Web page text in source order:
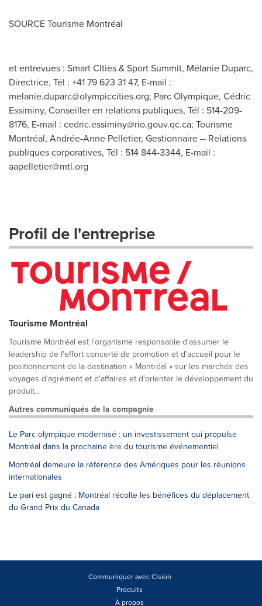
SOURCE Tourisme Montréal
et entrevues : Smart CIties & Sport Summit, Mélanie Duparc,
Directrice, Tél : +41 79 623 31 47, E-mail :
melanie.duparc@olympiccities.org; Parc Olympique, Cédric
Essiminy, Conseiller en relations publiques, Tél : 514-209-
8176, E-mail : cedric.essiminy@rio.gouv.qc.ca; Tourisme
Montréal, Andrée-Anne Pelletier, Gestionnaire -- Relations
publiques corporatives, Tél : 514 844-3344, E-mail :
aapelletier@mtl.org
Profil de l'entreprise
Tourisme Montréal
Tourisme Montréal est l'organisme responsable d'assumer le
leadership de l'effort concerté de promotion et d'accueil pour le
positionnement de la destination « Montréal » sur les marchés des
voyages d'agrément et d'affaires et d'orienter le développement du
produit...
Autres communiqués de la compagnie
Le Parc olympique modernisé : un investissement qui propulse
Montréal dans la prochaine ère du tourisme événementiel
Montréal demeure la référence des Amériques pour les réunions
internationales
Le pari est gagné : Montréal récolte les bénéfices du déplacement
du Grand Prix du Canada
Communiquer avec Cision
Produits
À propos